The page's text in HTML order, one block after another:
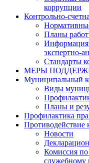
коррупции
Контрольно-
Планы работ
Информация
экспертно-
Стандарты
МЕРЫ
Муниципальный
Виды
Планы и
Профилактика
Противодействие
Новости
Комиссия
служебному